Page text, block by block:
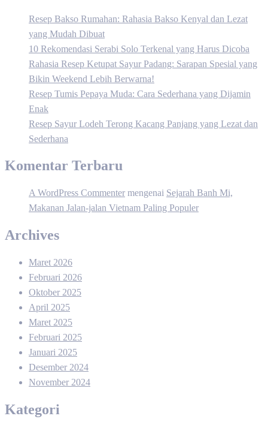
Resep Bakso Rumahan: Rahasia Bakso Kenyal dan Lezat
yang Mudah Dibuat
10 Rekomendasi Serabi Solo Terkenal yang Harus Dicoba
Rahasia Resep Ketupat Sayur Padang: Sarapan Spesial yang
Bikin Weekend Lebih Berwarna!
Resep Tumis Pepaya Muda: Cara Sederhana yang Dijamin
Enak
Resep Sayur Lodeh Terong Kacang Panjang yang Lezat dan
Sederhana
Komentar Terbaru
A WordPress Commenter mengenai Sejarah Banh Mi,
Makanan Jalan-jalan Vietnam Paling Populer
Archives
Maret 2026
Februari 2026
Oktober 2025
April 2025
Maret 2025
Februari 2025
Januari 2025
Desember 2024
November 2024
Kategori